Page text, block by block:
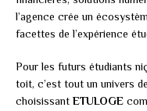
l’agence crée un
facettes de l’expérience
Pour les futurs étudiants
toit, c’est tout un univers
choisissant ETULOGE